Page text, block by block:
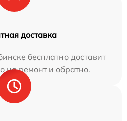
доставка
бесплатно доставит
на ремонт и обратно.